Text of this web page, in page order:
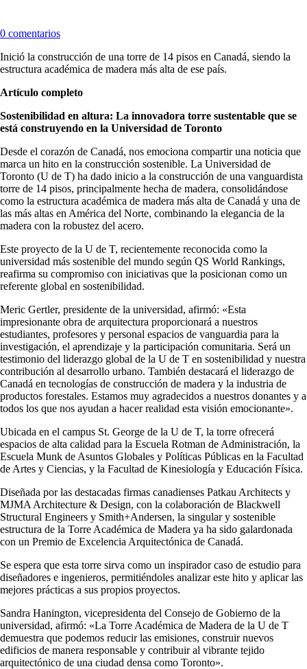
0 comentarios
Inició la construcción de una torre de 14 pisos en Canadá, siendo la
estructura académica de madera más alta de ese país.
Artículo completo
Sostenibilidad en altura: La innovadora torre sustentable que se
está construyendo en la Universidad de Toronto
Desde el corazón de Canadá, nos emociona compartir una noticia que
marca un hito en la construcción sostenible. La Universidad de
Toronto (U de T) ha dado inicio a la construcción de una vanguardista
torre de 14 pisos, principalmente hecha de madera, consolidándose
como la estructura académica de madera más alta de Canadá y una de
las más altas en América del Norte, combinando la elegancia de la
madera con la robustez del acero.
Este proyecto de la U de T, recientemente reconocida como la
universidad más sostenible del mundo según QS World Rankings,
reafirma su compromiso con iniciativas que la posicionan como un
referente global en sostenibilidad.
Meric Gertler, presidente de la universidad, afirmó: «Esta
impresionante obra de arquitectura proporcionará a nuestros
estudiantes, profesores y personal espacios de vanguardia para la
investigación, el aprendizaje y la participación comunitaria. Será un
testimonio del liderazgo global de la U de T en sostenibilidad y nuestra
contribución al desarrollo urbano. También destacará el liderazgo de
Canadá en tecnologías de construcción de madera y la industria de
productos forestales. Estamos muy agradecidos a nuestros donantes y a
todos los que nos ayudan a hacer realidad esta visión emocionante».
Ubicada en el campus St. George de la U de T, la torre ofrecerá
espacios de alta calidad para la Escuela Rotman de Administración, la
Escuela Munk de Asuntos Globales y Políticas Públicas en la Facultad
de Artes y Ciencias, y la Facultad de Kinesiología y Educación Física.
Diseñada por las destacadas firmas canadienses Patkau Architects y
MJMA Architecture & Design, con la colaboración de Blackwell
Structural Engineers y Smith+Andersen, la singular y sostenible
estructura de la Torre Académica de Madera ya ha sido galardonada
con un Premio de Excelencia Arquitectónica de Canadá.
Se espera que esta torre sirva como un inspirador caso de estudio para
diseñadores e ingenieros, permitiéndoles analizar este hito y aplicar las
mejores prácticas a sus propios proyectos.
Sandra Hanington, vicepresidenta del Consejo de Gobierno de la
universidad, afirmó: «La Torre Académica de Madera de la U de T
demuestra que podemos reducir las emisiones, construir nuevos
edificios de manera responsable y contribuir al vibrante tejido
arquitectónico de una ciudad densa como Toronto».